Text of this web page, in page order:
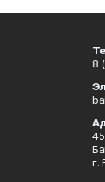
8
г.